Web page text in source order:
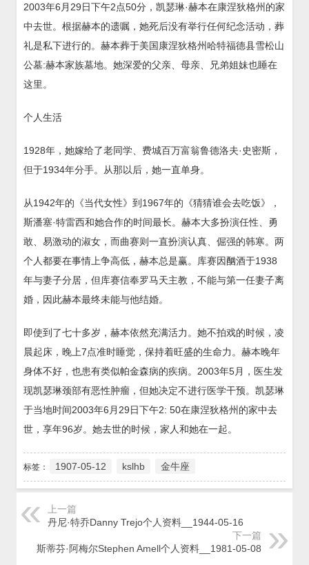
2003年6月29日下午2点50分，凯瑟琳·赫本在康涅狄格州的家
中去世。根据赫本的遗嘱，她死后没有举行任何纪念活动，葬
礼是私下进行的。赫本葬于美国康涅狄格州哈特福德县雪松山
公墓:赫本家族墓地。她深爱的父亲、母亲、兄弟姐妹也睡在
这里。
个人生活
1928年，她嫁给了老同学、费城百万富翁鲁德洛夫·史密斯，
但于1934年分手。从那以后，她一直单身。
从1942年的《当代女性》到1967年的《猜猜谁会去吃饭》，
斯潘塞·特雷西和她合作的时间最长。赫本大多扮演任性、勇
敢、易激动的淑女，而曲赛则一直扮演认真、倔强的韩寒。两
个人都要在事情上争高低，赫本总是赢。库赛因酗酒于1938
年与妻子分居，但库赛信奉罗马天主教，不能与第一任妻子离
婚，因此赫本最终未能与他结婚。
即使到了七十多岁，赫本依然充满活力。她不拍戏的时候，凌
晨起床，晚上7点准时睡觉，保持着旺盛的生命力。赫本晚年
身体不好，也患有类似帕金森病的疾病。2003年5月，医生发
现凯瑟琳颈部有恶性肿瘤，但她决定不进行医学干预。凯瑟琳
于当地时间2003年6月29日下午2: 50在康涅狄格州的家中去
世，享年96岁。她去世的时候，家人和她在一起。
标签： 1907-05-12 kslhb 金牛座
上一篇
丹尼·特乔Danny Trejo个人资料__1944-05-16
下一篇
斯蒂芬·阿梅尔Stephen Amell个人资料__1981-05-08